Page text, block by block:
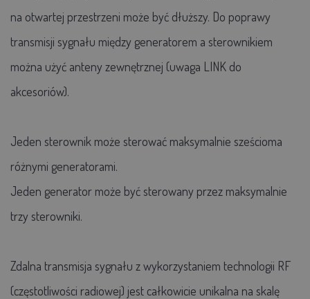
na otwartej przestrzeni może być dłuższy. Do poprawy
transmisji sygnału między generatorem a sterownikiem
można użyć anteny zewnętrznej (uwaga LINK do
akcesoriów).
Jeden sterownik może sterować maksymalnie sześcioma
różnymi generatorami.
Jeden generator może być sterowany przez maksymalnie
trzy sterowniki.
Zdalna transmisja sygnału z wykorzystaniem technologii RF
(częstotliwości radiowej) jest całkowicie unikalna na skalę